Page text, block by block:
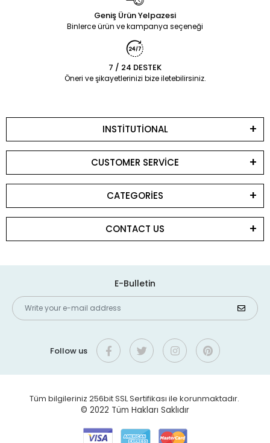
Geniş Ürün Yelpazesi
Binlerce ürün ve kampanya seçeneği
7 / 24 DESTEK
Öneri ve şikayetlerinizi bize iletebilirsiniz.
INSTİTUTİONAL
CUSTOMER SERVİCE
CATEGORİES
CONTACT US
E-Bulletin
Follow us
Tüm bilgileriniz 256bit SSL Sertifikası ile korunmaktadır.
© 2022 Tüm Hakları Saklıdır